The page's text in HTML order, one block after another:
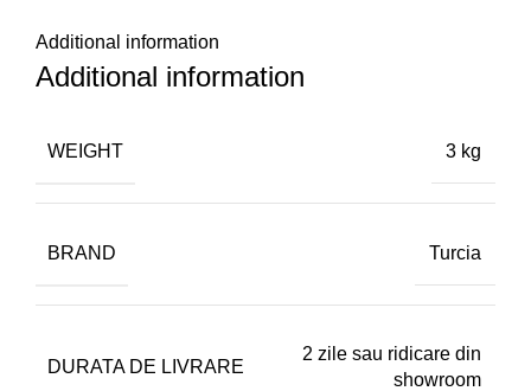
Additional information
Additional information
WEIGHT 3 kg
BRAND Turcia
DURATA DE LIVRARE
2 zile sau ridicare din
showroom